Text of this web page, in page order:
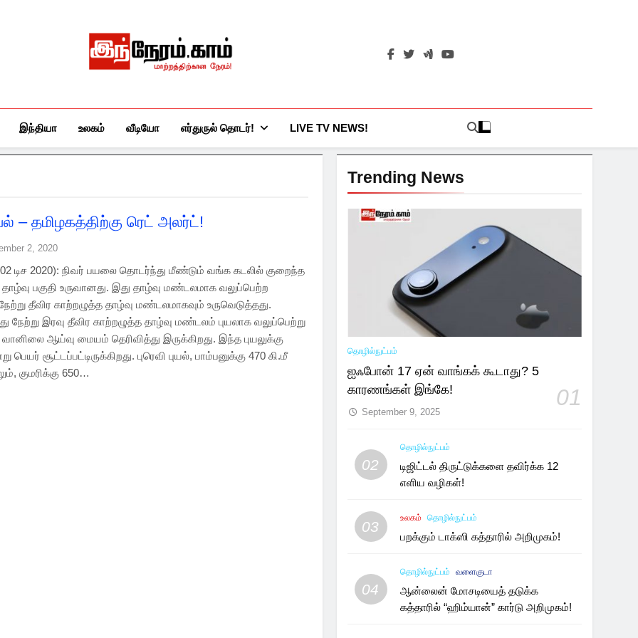
இந்நேரம்.காம்
இந்தியா உலகம் வீடியோ எர்துருல் தொடர்! LIVE TV NEWS!
– தமிழகத்திற்கு ரெட் அலர்ட்!
2, 2020
டிச 2020): நிவர் பயலை தொடர்ந்து மீண்டும் வங்க கடலில் குறைந்த
பகுதி உருவானது. இது தாழ்வு மண்டலமாக வலுப்பெற்ற
தீவிர காற்றழுத்த தாழ்வு மண்டலமாகவும் உருவெடுத்தது.
நேற்று இரவு தீவிர காற்றழுத்த தாழ்வு மண்டலம் புயலாக வலுப்பெற்று
ஆய்வு மையம் தெரிவித்து இருக்கிறது. இந்த புயலுக்கு
பெயர் சூட்டப்பட்டிருக்கிறது. புரெவி புயல், பாம்பனுக்கு 470 கி.மீ
குமரிக்கு 650…
Trending News
தொழில்நுட்பம்
ஐஃபோன் 17 ஏன் வாங்கக் கூடாது? 5
காரணங்கள் இங்கே!
01
September 9, 2025
02
தொழில்நுட்பம்
டிஜிட்டல் திருட்டுக்களை தவிர்க்க 12
எளிய வழிகள்!
03
உலகம் தொழில்நுட்பம்
பறக்கும் டாக்ஸி கத்தாரில் அறிமுகம்!
04
தொழில்நுட்பம் வளைகுடா
ஆன்லைன் மோசடியைத் தடுக்க
கத்தாரில் “ஹிம்யான்” கார்டு அறிமுகம்!